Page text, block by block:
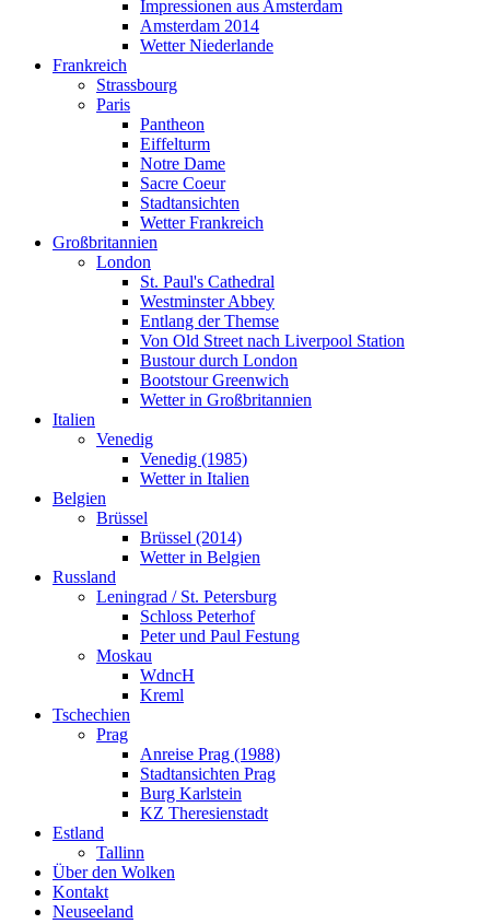
Impressionen aus Amsterdam
Amsterdam 2014
Wetter Niederlande
Frankreich
Strassbourg
Paris
Pantheon
Eiffelturm
Notre Dame
Sacre Coeur
Stadtansichten
Wetter Frankreich
Großbritannien
London
St. Paul's Cathedral
Westminster Abbey
Entlang der Themse
Von Old Street nach Liverpool Station
Bustour durch London
Bootstour Greenwich
Wetter in Großbritannien
Italien
Venedig
Venedig (1985)
Wetter in Italien
Belgien
Brüssel
Brüssel (2014)
Wetter in Belgien
Russland
Leningrad / St. Petersburg
Schloss Peterhof
Peter und Paul Festung
Moskau
WdncH
Kreml
Tschechien
Prag
Anreise Prag (1988)
Stadtansichten Prag
Burg Karlstein
KZ Theresienstadt
Estland
Tallinn
Über den Wolken
Kontakt
Neuseeland